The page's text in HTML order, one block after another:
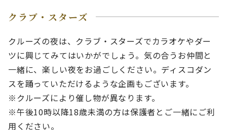
クラブ・スターズ
クルーズの夜は、クラブ・スターズでカラオケやダー
ツに興じてみてはいかがでしょう。気の合うお仲間と
一緒に、楽しい夜をお過ごしください。ディスコダン
スを踊っていただけるような企画もございます。
※クルーズにより催し物が異なります。
※午後10時以降18歳未満の方は保護者とご一緒にご利
用ください。